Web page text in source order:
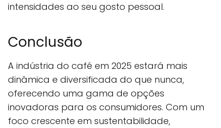
intensidades ao seu gosto pessoal.
Conclusão
A indústria do café em 2025 estará mais
dinâmica e diversificada do que nunca,
oferecendo uma gama de opções
inovadoras para os consumidores. Com um
foco crescente em sustentabilidade,